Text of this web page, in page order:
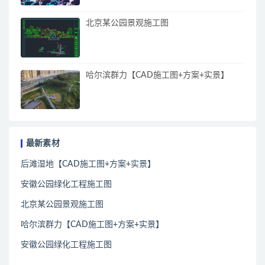
北京某公园景观施工图
哈尔滨群力【CAD施工图+方案+实景】
最新素材
后滩湿地【CAD施工图+方案+实景】
安徽公园绿化工程施工图
北京某公园景观施工图
哈尔滨群力【CAD施工图+方案+实景】
安徽公园绿化工程施工图